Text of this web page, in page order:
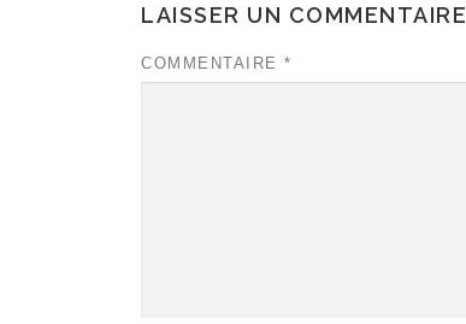
LAISSER UN COMMENTAIRE
COMMENTAIRE *